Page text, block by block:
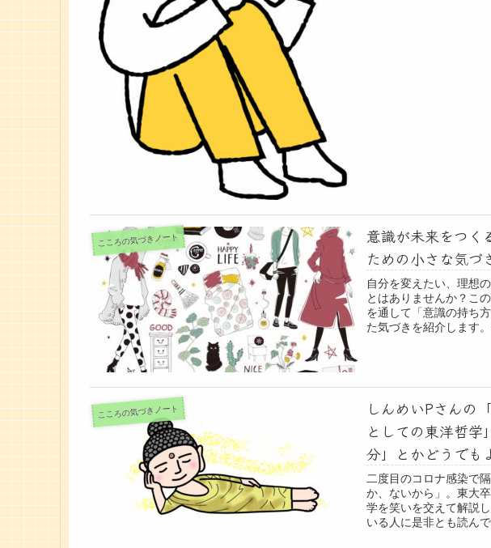
こころの気づきノート
意識が未来をつく
ための小さな気づ
自分を変えたい、理想
とはありませんか？こ
を通して「意識の持ち
た気づきを紹介します
こころの気づきノート
しんめいPさんの
としての東洋哲学
分」とかどうでも
二度目のコロナ感染で
か、ないから」。東大
学を笑いを交えて解説
いる人に是非とも読ん